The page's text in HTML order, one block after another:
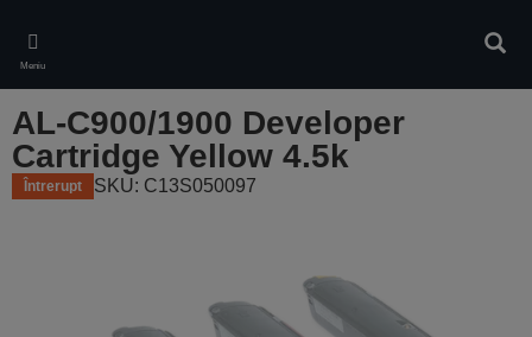
main
content
Meniu
AL-C900/1900 Developer
Cartridge Yellow 4.5k
Întrerupt SKU: C13S050097